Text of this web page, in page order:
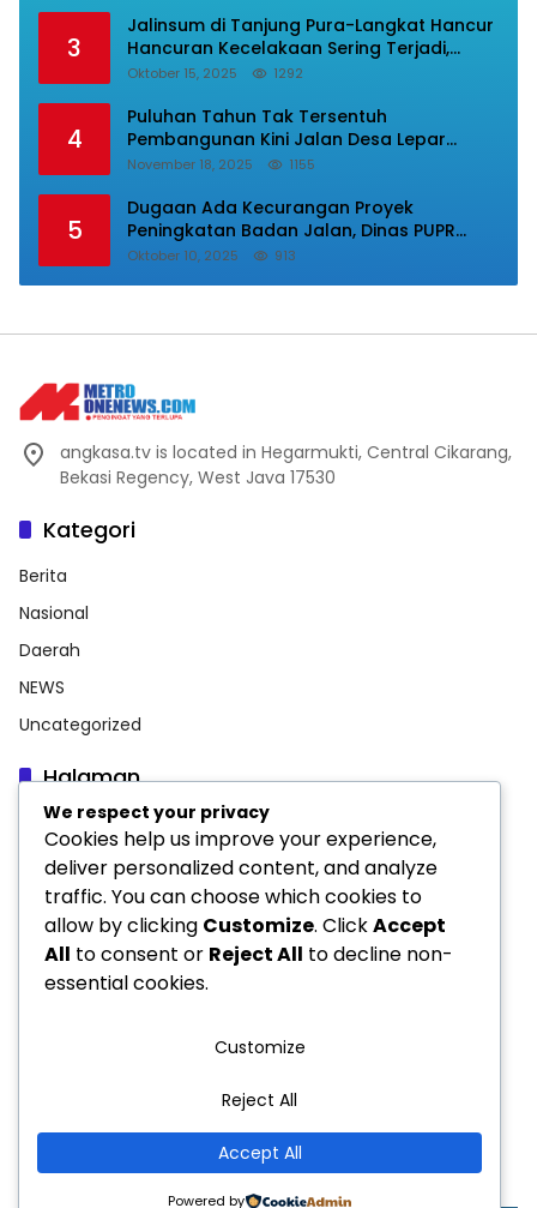
3
Jalinsum di Tanjung Pura-Langkat Hancur
Hancuran Kecelakaan Sering Terjadi,
Masyarakat Mnta Presiden Prabowo Beri
Oktober 15, 2025 1292
4
Puluhan Tahun Tak Tersentuh
Pembangunan Kini Jalan Desa Lepar
Samura Mulus, Masyarakat Sampaikan
November 18, 2025 1155
5
Dugaan Ada Kecurangan Proyek
Peningkatan Badan Jalan, Dinas PUPR
Labura Diadukan Ke Kejatisu.
Oktober 10, 2025 913
angkasa.tv is located in Hegarmukti, Central Cikarang,
Bekasi Regency, West Java 17530
Kategori
Berita
Nasional
Daerah
NEWS
Uncategorized
Halaman
Indeks Berita
INFORMASI PERUSAHAAN
Pedoman Media Siber
Privacy Policy
PT MEDIA ALFA JAYA © 2025 PART OF METRO-
We respect your privacy
Cookies help us improve your experience,
deliver personalized content, and analyze
traffic. You can choose which cookies to
allow by clicking Customize. ClickAccept
All to consent or Reject All to decline non-
essential cookies.
Customize
Reject All
Accept All
Powered by